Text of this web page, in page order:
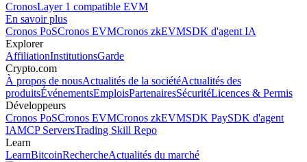
CronosLayer 1 compatible EVM
En savoir plus
Cronos PoSCronos EVMCronos zkEVMSDK d'agent IA
Explorer
AffiliationInstitutionsGarde
Crypto.com
À propos de nousActualités de la sociétéActualités des
produitsÉvénementsEmploisPartenairesSécuritéLicences & Permis
Développeurs
Cronos PoSCronos EVMCronos zkEVMSDK PaySDK d'agent
IAMCP ServersTrading Skill Repo
Learn
LearnBitcoinRechercheActualités du marché